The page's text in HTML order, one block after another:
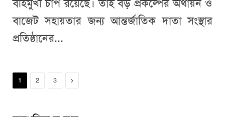
বহির্মুখী চাপ রয়েছে। তাই বড় প্রকল্পের অর্থায়ন ও
বাজেট সহায়তার জন্য আন্তর্জাতিক দাতা সংস্থার
প্রতিষ্ঠানের...
1 2 3 Next